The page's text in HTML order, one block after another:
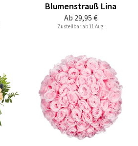
Ab 29,95 €
Blumenstrauß Lina
Zustellbar ab 11 Aug.